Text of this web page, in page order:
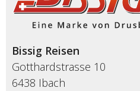
Bissig Reisen
Gotthardstrasse 10
6438 Ibach